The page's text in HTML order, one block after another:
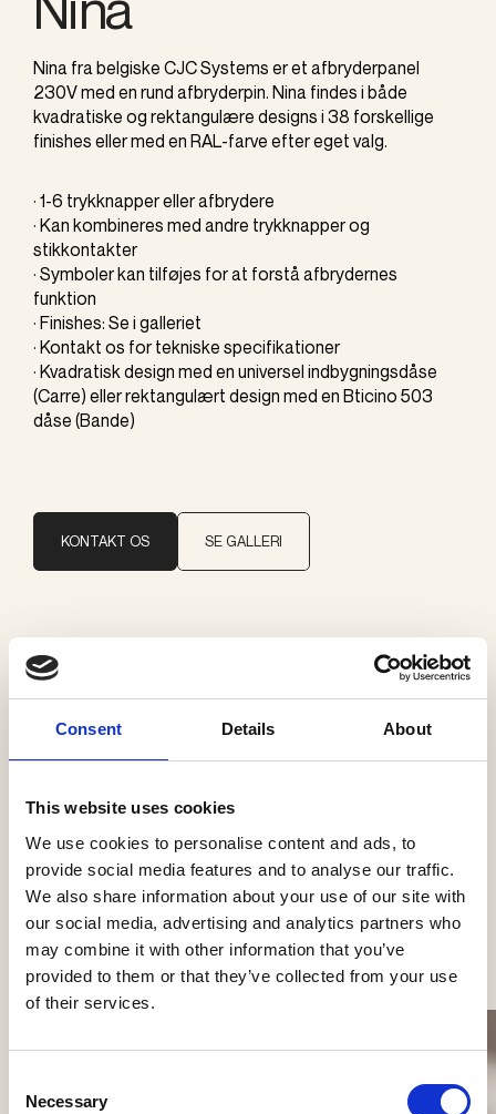
Consent Details About
This website uses cookies
We use cookies to personalise content and ads, to
provide social media features and to analyse our traffic.
We also share information about your use of our site with
our social media, advertising and analytics partners who
may combine it with other information that you’ve
provided to them or that they’ve collected from your use
of their services.
Selection
Necessary
Nina fra belgiske CJC Systems er et afbryderpanel
230V med en rund afbryderpin. Nina findes i både
kvadratiske og rektangulære designs i 38 forskellige
finishes eller med en RAL-farve efter eget valg.
· 1-6 trykknapper eller afbrydere
· Kan kombineres med andre trykknapper og
stikkontakter
· Symboler kan tilføjes for at forstå afbrydernes
funktion
· Finishes: Se i galleriet
· Kontakt os for tekniske specifikationer
· Kvadratisk design med en universel indbygningsdåse
(Carre) eller rektangulært design med en Bticino 503
dåse (Bande)
KONTAKT OS SE GALLERI
CJC Systems
Kategorier
Se flere produkter